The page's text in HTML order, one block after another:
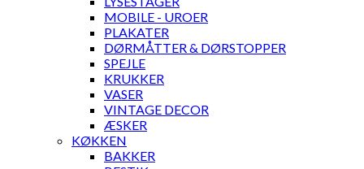
MOBILE - UROER
PLAKATER
DØRMÅTTER & DØRSTOPPER
SPEJLE
KRUKKER
VASER
VINTAGE DECOR
ÆSKER
KØKKEN
BAKKER